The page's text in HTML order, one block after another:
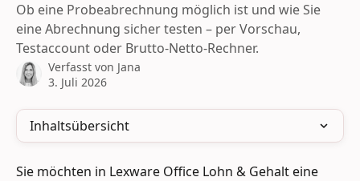
Ob eine Probeabrechnung möglich ist und wie Sie
eine Abrechnung sicher testen – per Vorschau,
Testaccount oder Brutto-Netto-Rechner.
Verfasst von Jana
3. Juli 2026
Inhaltsübersicht
Sie möchten in Lexware Office Lohn & Gehalt eine